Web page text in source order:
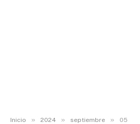
Inicio » 2024 » septiembre » 05